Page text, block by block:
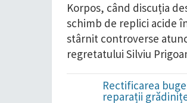
Korpos, când discuția
schimb de replici acide
stârnit controverse
regretatului Silviu
Rectificarea
reparații